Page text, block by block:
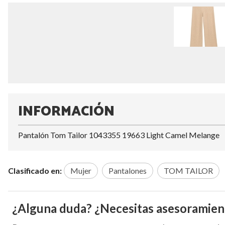
INFORMACIÓN
Pantalón Tom Tailor 1043355 19663 Light Camel Melange
Clasificado en: Mujer Pantalones TOM TAILOR
¿Alguna duda? ¿Necesitas